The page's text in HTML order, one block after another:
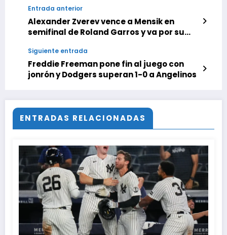
Entrada anterior
Alexander Zverev vence a Mensik en
semifinal de Roland Garros y va por su
Siguiente entrada
Freddie Freeman pone fin al juego con
jonrón y Dodgers superan 1-0 a Angelinos
ENTRADAS RELACIONADAS